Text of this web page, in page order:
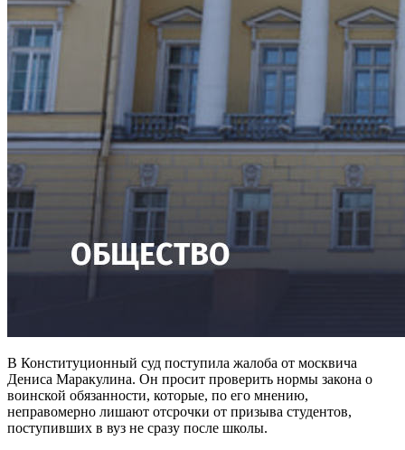
В Конституционный суд поступила жалоба от москвича
Дениса Маракулина. Он просит проверить нормы закона о
воинской обязанности, которые, по его мнению,
неправомерно лишают отсрочки от призыва студентов,
поступивших в вуз не сразу после школы.